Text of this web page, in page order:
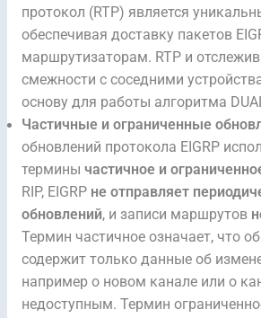
протокол (RTP) является
обеспечивая доставку пакетов
маршрутизаторам. RTP и
смежности с соседними
основу для работы алгоритма
Частичные и ограниченные
обновлений протокола EIGRP
термины частичное и
RIP, EIGRPне отправляет
обновлений, и записи маршрутов
Термин частичное означает, что
содержит только данные об
например о новом канале или о
недоступным. Термин